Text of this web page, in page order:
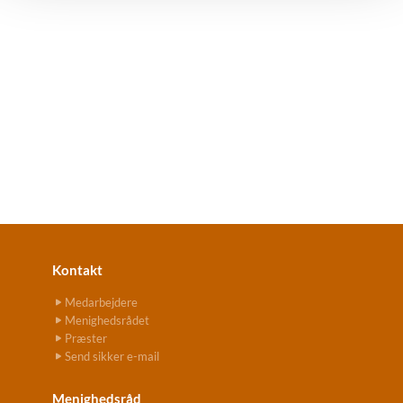
Kontakt
Medarbejdere
Menighedsrådet
Præster
Send sikker e-mail
Menighedsråd